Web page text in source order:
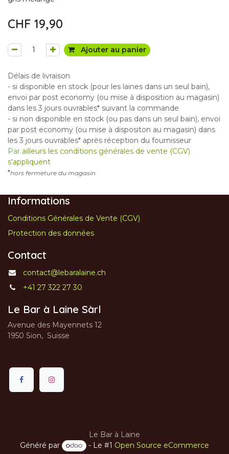
CHF 19,90
Ajouter au panier
Délais de livraison
- si disponible en stock (pour les laines dans un seul bain),
envoi par post economy (ou mise à disposition au magasin)
dans les 3 jours ouvrables* suivant la commande
- si non disponible en stock (ou pas dans un seul bain), envoi
par post economy (ou mise à dispositon au magasin) dans
les 3 jours ouvrables* après réception du fournisseur
Par ailleurs les conditions générales de vente (CGV)
s'appliquent
*hors fermeture du magasin
Informations
Conditions Générales de Vente (CGV)
Protection des données
Contact
contact@lebaralaine.ch
+41 27 322 27 30
Le Bar à Laine Sàrl
Avenue des Mayennets 12
1950 Sion, Suisse
Le Bar à Laine
Généré par
- Le #1 Open Source eCommerce